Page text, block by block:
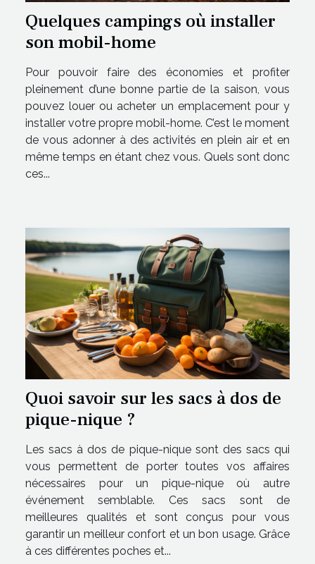
Quelques campings où installer
son mobil-home
Pour pouvoir faire des économies et profiter
pleinement d’une bonne partie de la saison, vous
pouvez louer ou acheter un emplacement pour y
installer votre propre mobil-home. C’est le moment
de vous adonner à des activités en plein air et en
même temps en étant chez vous. Quels sont donc
ces...
Quoi savoir sur les sacs à dos de
pique-nique ?
Les sacs à dos de pique-nique sont des sacs qui
vous permettent de porter toutes vos affaires
nécessaires pour un pique-nique où autre
événement semblable. Ces sacs sont de
meilleures qualités et sont conçus pour vous
garantir un meilleur confort et un bon usage. Grâce
à ces différentes poches et...